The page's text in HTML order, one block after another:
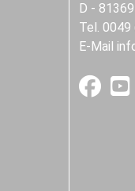
D -
Tel. 0049
E-Mail